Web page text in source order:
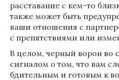
расставание с кем-то
также может быть
ваши отношения с
с препятствиями или
В целом, черный ворон во
сигналом о том, что вам
бдительным и готовым к